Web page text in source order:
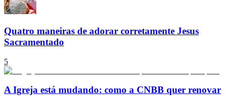
Quatro maneiras de adorar corretamente Jesus
Sacramentado
5
A Igreja está mudando: como a CNBB quer renovar